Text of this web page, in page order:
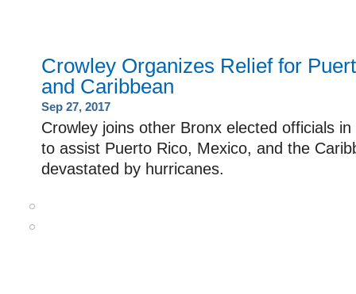
Crowley Organizes Relief for
and Caribbean
Sep 27, 2017
Crowley joins other Bronx elected officials
to assist Puerto Rico, Mexico, and the
devastated by hurricanes.